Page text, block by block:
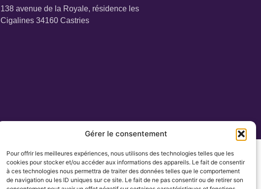
Gérer le consentement
Pour offrir les meilleures expériences, nous utilisons des technologies telles que les
cookies pour stocker et/ou accéder aux informations des appareils. Le fait de consentir
à ces technologies nous permettra de traiter des données telles que le comportement
de navigation ou les ID uniques sur ce site. Le fait de ne pas consentir ou de retirer son
138 avenue de la Royale, résidence les
Cigalines 34160 Castries